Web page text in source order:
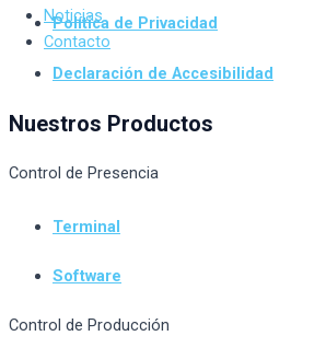
Noticias
Contacto
Política de Privacidad
Declaración de Accesibilidad
Nuestros Productos
Control de Presencia
Terminal
Software
Control de Producción